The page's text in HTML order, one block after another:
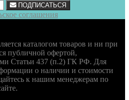
ПОДПИСАТЬСЯ
соглашения
каталогом товаров и ни при
публичной офертой,
Статьи 437 (п.2) ГК РФ. Для
о наличии и стоимости
к нашим менеджерам по